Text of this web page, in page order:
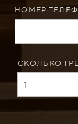
НОМЕР
СКОЛЬКО